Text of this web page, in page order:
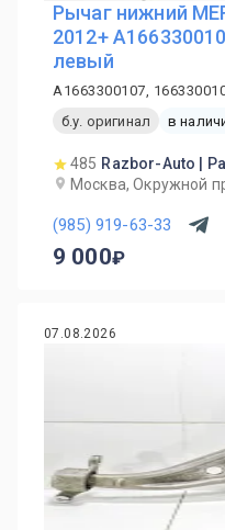
Рычаг нижний
2012+
левый
A1663300107,
б.у. оригинал
в
485 Razbor-Auto |
Москва, Окружной
(985) 919-63-33
9 000
07.08.2026